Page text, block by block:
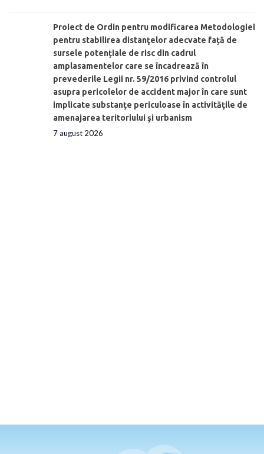
Proiect de Ordin pentru modificarea Metodologiei
pentru stabilirea distanţelor adecvate față de
sursele potențiale de risc din cadrul
amplasamentelor care se încadrează în
prevederile Legii nr. 59/2016 privind controlul
asupra pericolelor de accident major în care sunt
implicate substanţe periculoase în activităţile de
amenajarea teritoriului şi urbanism
7 august 2026